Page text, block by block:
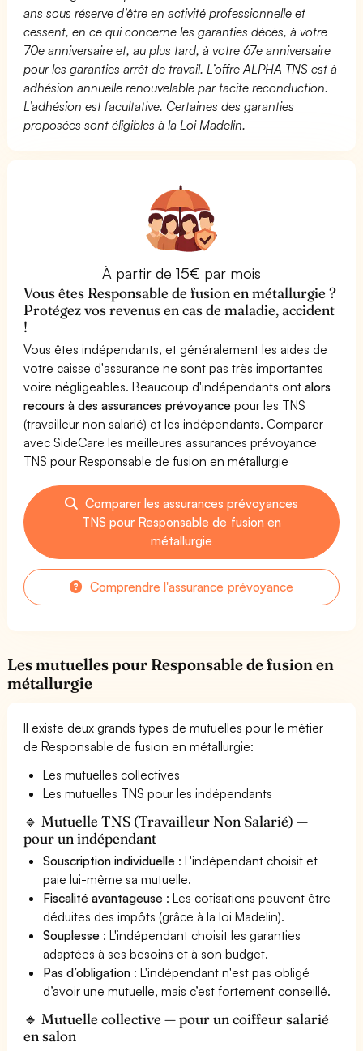
ans sous réserve d’être en activité professionnelle et
cessent, en ce qui concerne les garanties décès, à votre
70e anniversaire et, au plus tard, à votre 67e anniversaire
pour les garanties arrêt de travail. L’offre ALPHA TNS est à
adhésion annuelle renouvelable par tacite reconduction.
L’adhésion est facultative. Certaines des garanties
proposées sont éligibles à la Loi Madelin.
À partir de 15€ par mois
Vous êtes Responsable de fusion en métallurgie ?
Protégez vos revenus en cas de maladie, accident
!
Vous êtes indépendants, et généralement les aides de
votre caisse d'assurance ne sont pas très importantes
voire négligeables. Beaucoup d'indépendants ontalors
recours à des assurances prévoyance pour les TNS
(travailleur non salarié) et les indépendants. Comparer
avec SideCare les meilleures assurances prévoyance
TNS pour Responsable de fusion en métallurgie
Comparer les assurances prévoyances
TNS pour Responsable de fusion en
métallurgie
Comprendre l'assurance prévoyance
Les mutuelles pour Responsable de fusion en
métallurgie
Il existe deux grands types de mutuelles pour le métier
de Responsable de fusion en métallurgie:
Les mutuelles collectives
Les mutuelles TNS pour les indépendants
🔹 Mutuelle TNS (Travailleur Non Salarié) —
pour un indépendant
Souscription individuelle : L'indépendant choisit et
paie lui-même sa mutuelle.
Fiscalité avantageuse : Les cotisations peuvent être
déduites des impôts (grâce à la loi Madelin).
Souplesse : L'indépendant choisit les garanties
adaptées à ses besoins et à son budget.
Pas d’obligation : L'indépendant n'est pas obligé
d’avoir une mutuelle, mais c’est fortement conseillé.
🔹 Mutuelle collective — pour un coiffeur salarié
en salon